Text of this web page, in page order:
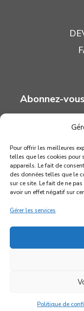
Pour offrir les meilleures
telles que les cookies pour
appareils. Le fait de
des données telles que le
sur ce site. Le fait de ne
avoir un effet négatif sur
Gérer les services
Politique de
Abonnez-
© 2026